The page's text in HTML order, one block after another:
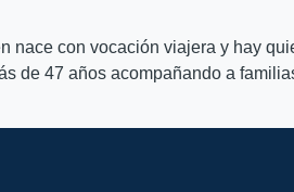
nace con vocación viajera y hay
de 47 años acompañando a